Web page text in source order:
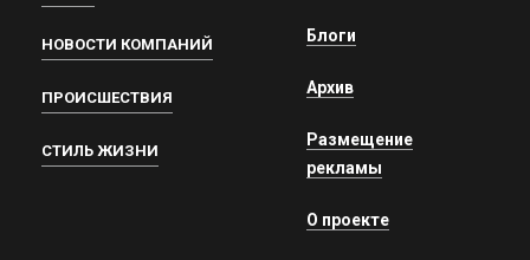
НОВОСТИ КОМПАНИЙ
ПРОИСШЕСТВИЯ
СТИЛЬ ЖИЗНИ
Блоги
Архив
Размещение
рекламы
О проекте